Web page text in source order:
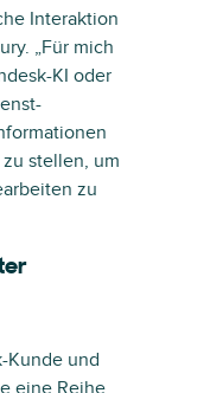
Interaktion
„Für mich
KI oder
stellen, um
zu
Kunde und
eine Reihe